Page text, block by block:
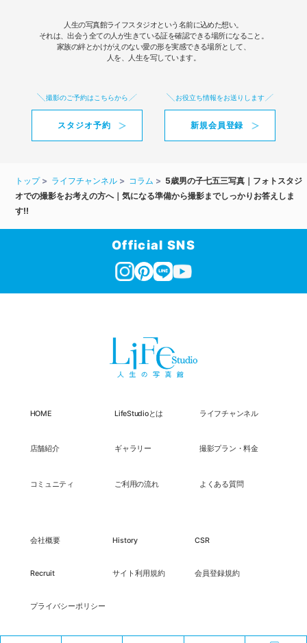
人生の写真館ライフスタジオという名前に込めた想い。
それは、出会う全ての人が生きている証を確認できる場所になること。
家族の絆とかけがえのない愛の形を実感できる場所として、
人を、人生を写しています。
撮影のご予約はこちらから
スタジオ予約
お役立ち情報をお送りします
新規会員登録
トップ ライフチャンネル コラム
5歳男の子七五三写真｜フォトスタジ
オでの撮影をお考えの方へ｜気になる準備から撮影までしっかりお答えしま
す‼
Official SNS
HOME LifeStudioとは ライフチャンネル
店舗紹介 ギャラリー 撮影プラン・料金
コミュニティ ご利用の流れ よくある質問
会社概要 History CSR
Recruit サイト利用規約 会員登録規約
プライバシーポリシー